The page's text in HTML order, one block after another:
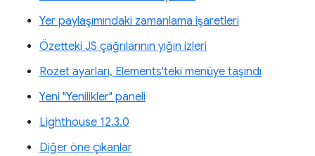
Yer paylaşımındaki zamanlama işaretleri
Özetteki JS çağrılarının yığın izleri
Rozet ayarları, Elements'teki menüye taşındı
Yeni "Yenilikler" paneli
Lighthouse 12.3.0
Diğer öne çıkanlar